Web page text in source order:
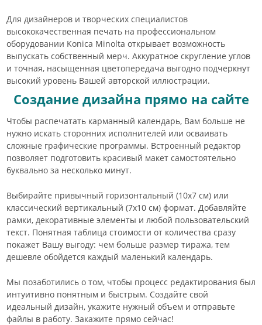
Для дизайнеров и творческих специалистов
высококачественная печать на профессиональном
оборудовании Konica Minolta открывает возможность
выпускать собственный мерч. Аккуратное скругление углов
и точная, насыщенная цветопередача выгодно подчеркнут
высокий уровень Вашей авторской иллюстрации.
Создание дизайна прямо на сайте
Чтобы распечатать карманный календарь, Вам больше не
нужно искать сторонних исполнителей или осваивать
сложные графические программы. Встроенный редактор
позволяет подготовить красивый макет самостоятельно
буквально за несколько минут.
Выбирайте привычный горизонтальный (10х7 см) или
классический вертикальный (7х10 см) формат. Добавляйте
рамки, декоративные элементы и любой пользовательский
текст. Понятная таблица стоимости от количества сразу
покажет Вашу выгоду: чем больше размер тиража, тем
дешевле обойдется каждый маленький календарь.
Мы позаботились о том, чтобы процесс редактирования был
интуитивно понятным и быстрым. Создайте свой
идеальный дизайн, укажите нужный объем и отправьте
файлы в работу. Закажите прямо сейчас!